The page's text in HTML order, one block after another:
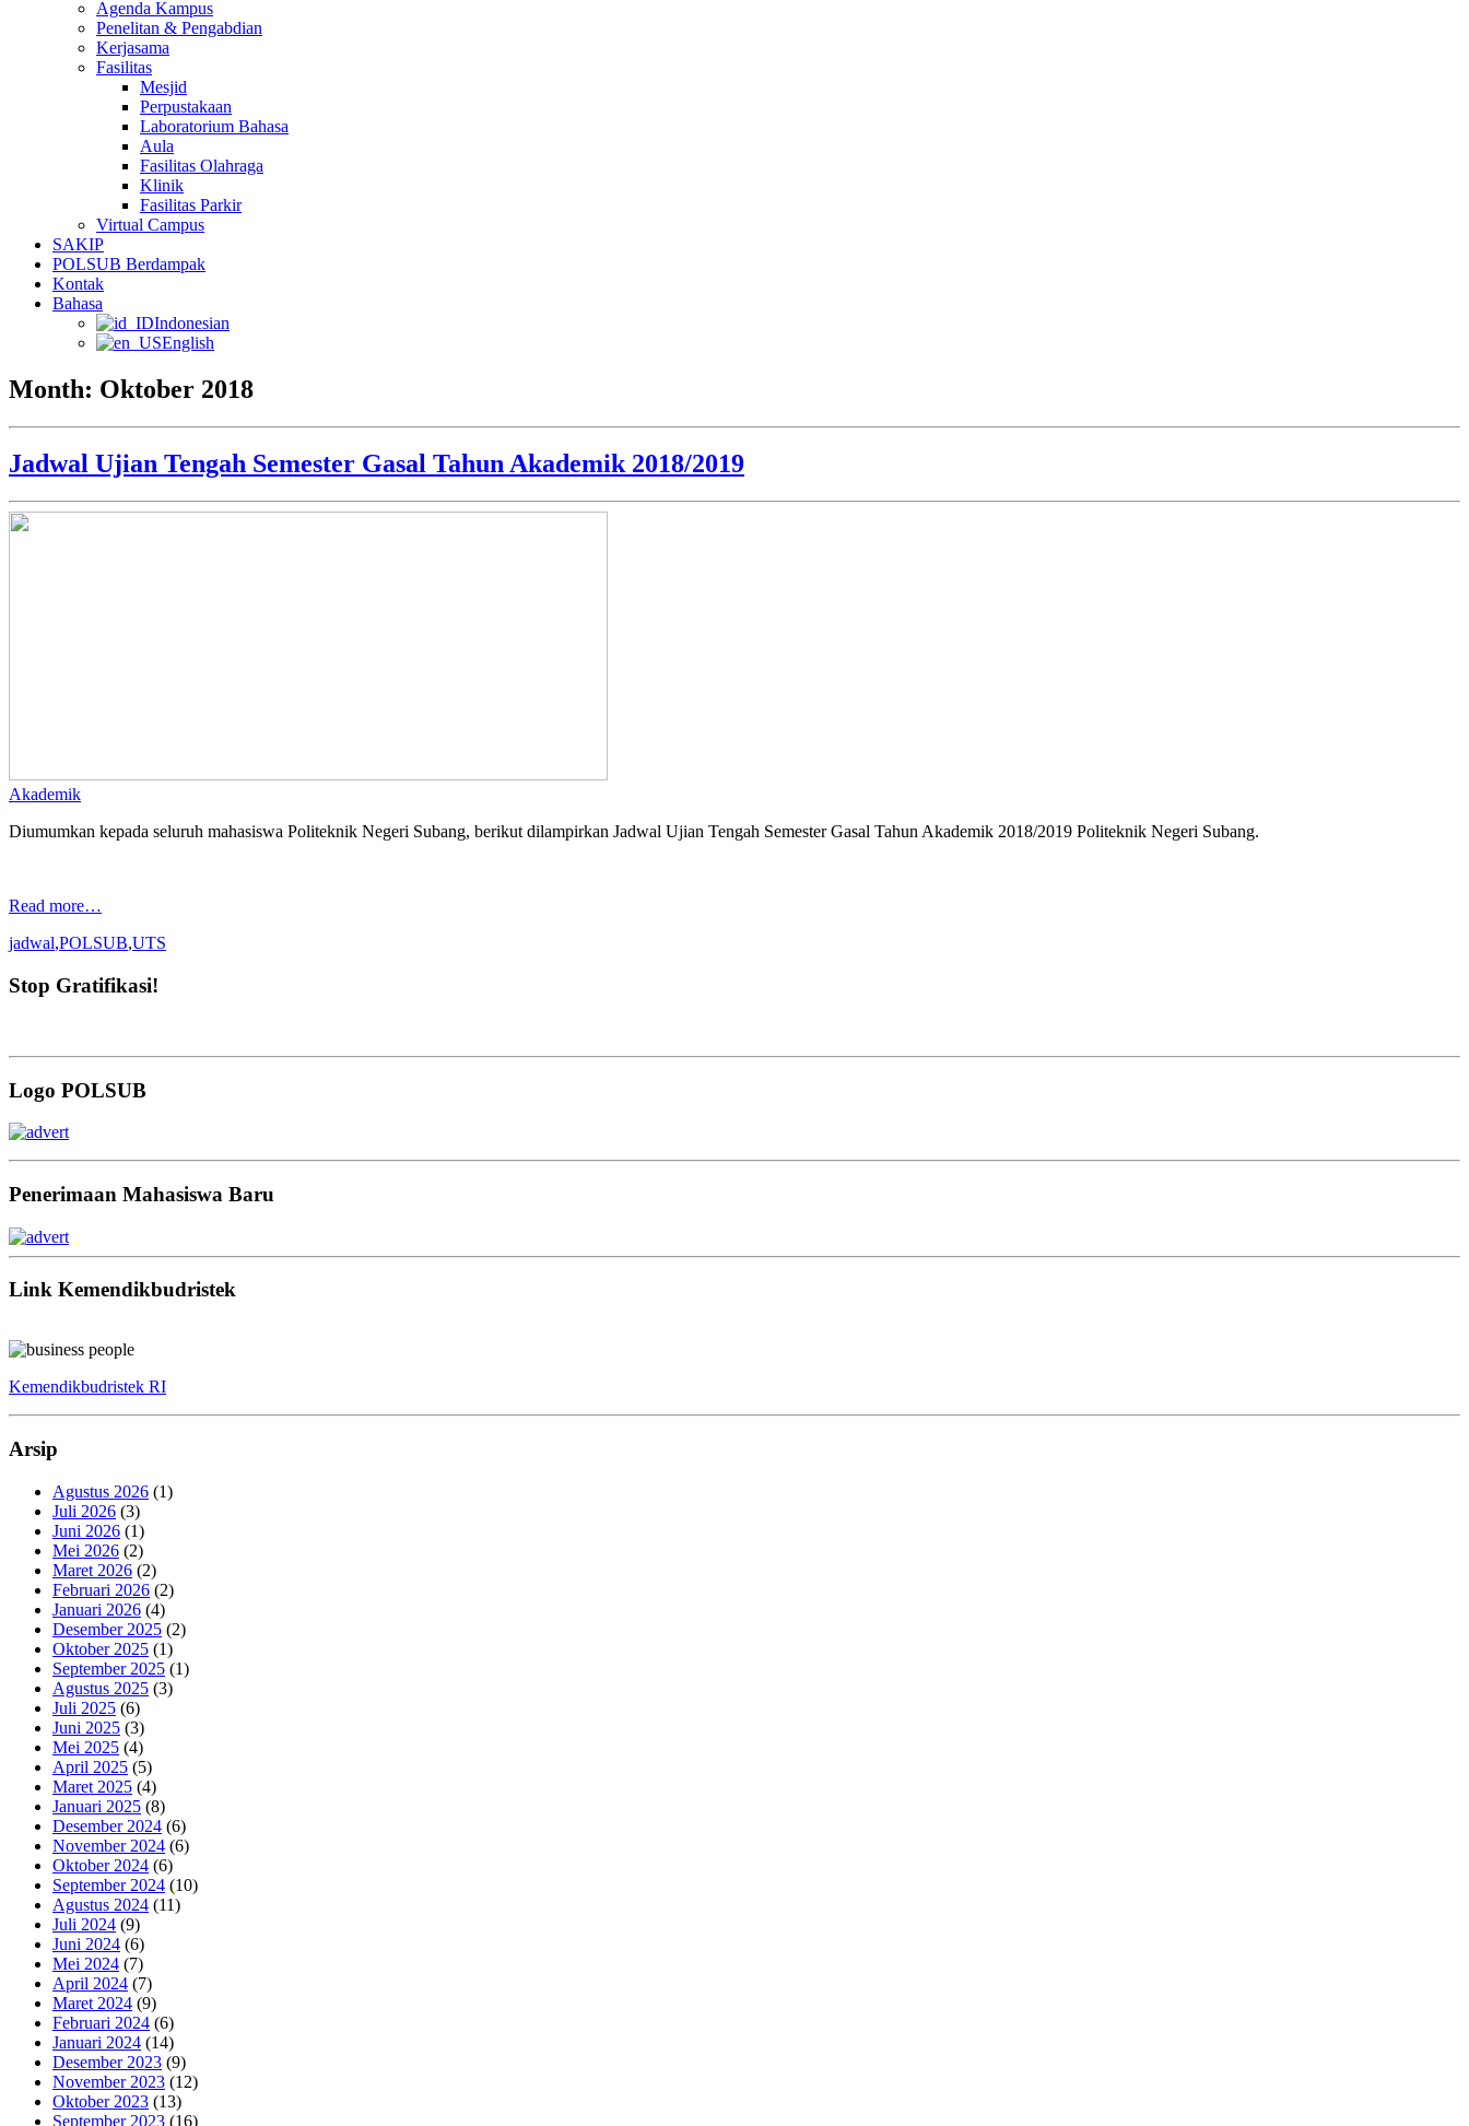
Agenda Kampus
Penelitan & Pengabdian
Kerjasama
Fasilitas
Mesjid
Perpustakaan
Laboratorium Bahasa
Aula
Fasilitas Olahraga
Klinik
Fasilitas Parkir
Virtual Campus
SAKIP
POLSUB Berdampak
Kontak
Bahasa
Indonesian
English
Month: Oktober 2018
Jadwal Ujian Tengah Semester Gasal Tahun Akademik 2018/2019
Akademik
Diumumkan kepada seluruh mahasiswa Politeknik Negeri Subang, berikut dilampirkan Jadwal Ujian Tengah Semester Gasal Tahun Akademik 2018/2019 Politeknik Negeri Subang.
Read more…
jadwal,POLSUB,UTS
Stop Gratifikasi!
Logo POLSUB
Penerimaan Mahasiswa Baru
Link Kemendikbudristek
Kemendikbudristek RI
Arsip
Agustus 2026 (1)
Juli 2026 (3)
Juni 2026 (1)
Mei 2026 (2)
Maret 2026 (2)
Februari 2026 (2)
Januari 2026 (4)
Desember 2025 (2)
Oktober 2025 (1)
September 2025 (1)
Agustus 2025 (3)
Juli 2025 (6)
Juni 2025 (3)
Mei 2025 (4)
April 2025 (5)
Maret 2025 (4)
Januari 2025 (8)
Desember 2024 (6)
November 2024 (6)
Oktober 2024 (6)
September 2024 (10)
Agustus 2024 (11)
Juli 2024 (9)
Juni 2024 (6)
Mei 2024 (7)
April 2024 (7)
Maret 2024 (9)
Februari 2024 (6)
Januari 2024 (14)
Desember 2023 (9)
November 2023 (12)
Oktober 2023 (13)
September 2023 (16)